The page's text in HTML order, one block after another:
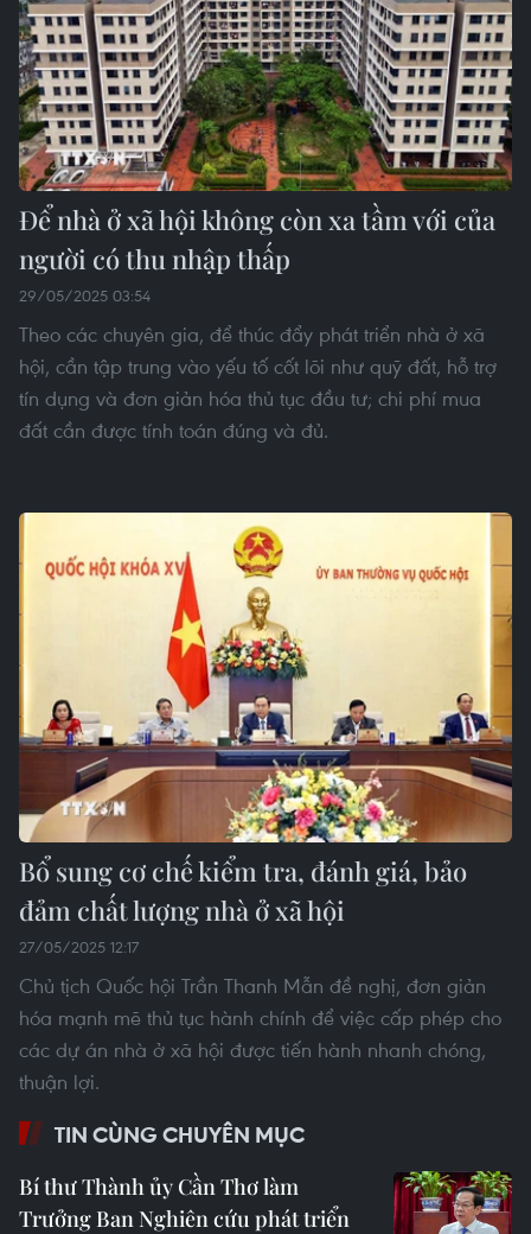
Để nhà ở xã hội không còn xa tầm với của
người có thu nhập thấp
29/05/2025 03:54
Theo các chuyên gia, để thúc đẩy phát triển nhà ở xã
hội, cần tập trung vào yếu tố cốt lõi như quỹ đất, hỗ trợ
tín dụng và đơn giản hóa thủ tục đầu tư; chi phí mua
đất cần được tính toán đúng và đủ.
Bổ sung cơ chế kiểm tra, đánh giá, bảo
đảm chất lượng nhà ở xã hội
27/05/2025 12:17
Chủ tịch Quốc hội Trần Thanh Mẫn đề nghị, đơn giản
hóa mạnh mẽ thủ tục hành chính để việc cấp phép cho
các dự án nhà ở xã hội được tiến hành nhanh chóng,
thuận lợi.
TIN CÙNG CHUYÊN MỤC
Bí thư Thành ủy Cần Thơ làm
Trưởng Ban Nghiên cứu phát triển